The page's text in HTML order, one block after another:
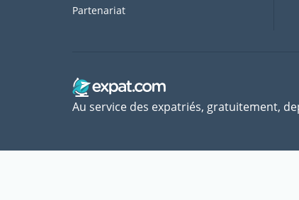
Partenariat
Au service des expatriés, gratuitement,